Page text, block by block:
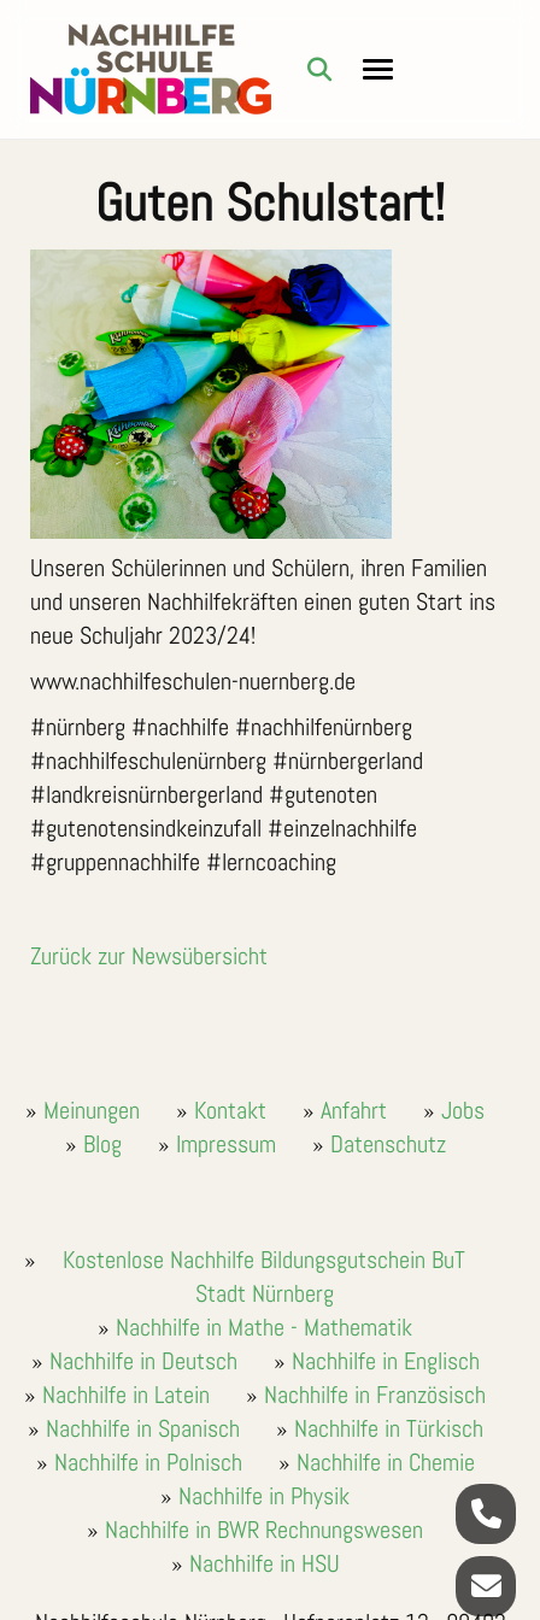
Guten Schulstart!
Unseren Schülerinnen und Schülern, ihren Familien
und unseren Nachhilfekräften einen guten Start ins
neue Schuljahr 2023/24!
www.nachhilfeschulen-nuernberg.de
#nürnberg #nachhilfe #nachhilfenürnberg
#nachhilfeschulenürnberg #nürnbergerland
#landkreisnürnbergerland #gutenoten
#gutenotensindkeinzufall #einzelnachhilfe
#gruppennachhilfe #lerncoaching
Zurück zur Newsübersicht
Meinungen Kontakt Anfahrt
Jobs
Blog
Impressum Datenschutz
Kostenlose Nachhilfe Bildungsgutschein BuT
Stadt Nürnberg
Nachhilfe in Mathe - Mathematik
Nachhilfe in Deutsch
Nachhilfe in Englisch
Nachhilfe in Latein
Nachhilfe in Französisch
Nachhilfe in Spanisch
Nachhilfe in Türkisch
Nachhilfe in Polnisch
Nachhilfe in Chemie
Nachhilfe in Physik
Nachhilfe in BWR Rechnungswesen
Nachhilfe in HSU